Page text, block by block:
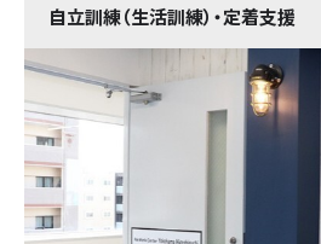
自立訓練（生活訓練）・定着支援